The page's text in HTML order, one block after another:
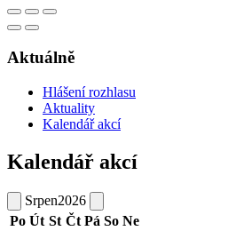
Aktuálně
Hlášení rozhlasu
Aktuality
Kalendář akcí
Kalendář akcí
Srpen2026
Po Út St Čt Pá So Ne